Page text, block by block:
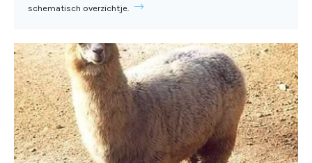
schematisch overzichtje.